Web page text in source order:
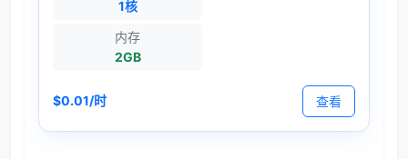
1核
内存
2GB
$0.01/时 查看